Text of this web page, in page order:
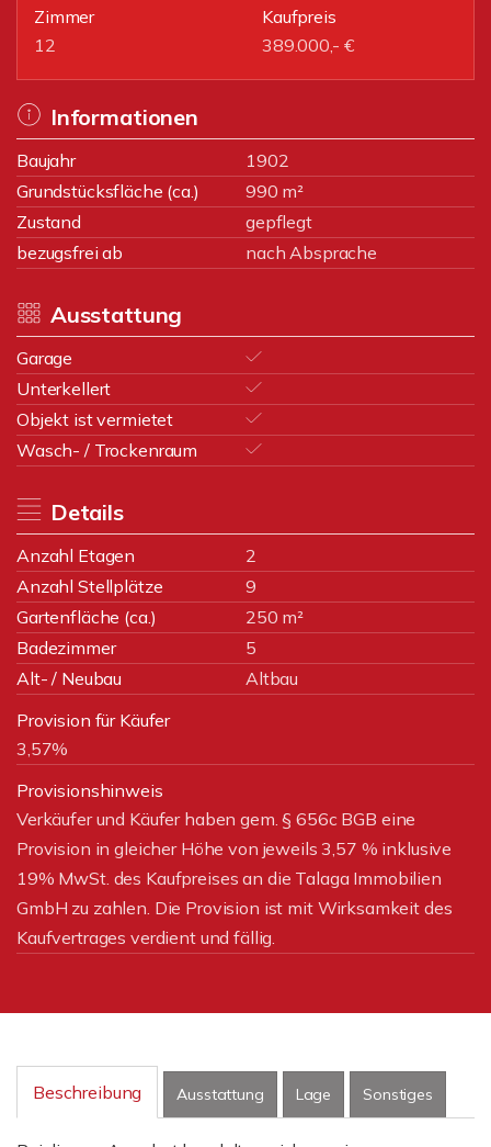
Zimmer
12
Kaufpreis
389.000,- €
Informationen
Baujahr
1902
Grundstücksfläche (ca.)
990 m²
Zustand
gepflegt
bezugsfrei ab
nach Absprache
Ausstattung
Garage
Unterkellert
Objekt ist vermietet
Wasch- / Trockenraum
Details
Anzahl Etagen
2
Anzahl Stellplätze
9
Gartenfläche (ca.)
250 m²
Badezimmer
5
Alt- / Neubau
Altbau
Provision für Käufer
3,57%
Provisionshinweis
Verkäufer und Käufer haben gem. § 656c BGB eine
Provision in gleicher Höhe von jeweils 3,57 % inklusive
19% MwSt. des Kaufpreises an die Talaga Immobilien
GmbH zu zahlen. Die Provision ist mit Wirksamkeit des
Kaufvertrages verdient und fällig.
Beschreibung Ausstattung Lage Sonstiges